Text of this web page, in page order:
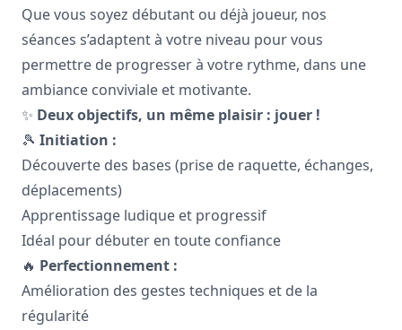
Que vous soyez débutant ou déjà joueur, nos
séances s’adaptent à votre niveau pour vous
permettre de progresser à votre rythme, dans une
ambiance conviviale et motivante.
✨ Deux objectifs, un même plaisir : jouer !
🎾 Initiation :
Découverte des bases (prise de raquette, échanges,
déplacements)
Apprentissage ludique et progressif
Idéal pour débuter en toute confiance
🔥 Perfectionnement :
Amélioration des gestes techniques et de la
régularité